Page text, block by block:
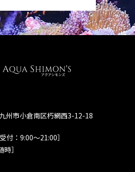
州市小倉南区朽網西3-12-18
受付：9:00～21:00］
時］